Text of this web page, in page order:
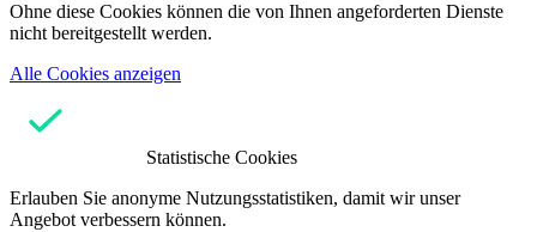
Ohne diese Cookies können die von Ihnen angeforderten Dienste
nicht bereitgestellt werden.
Alle Cookies anzeigen
Statistische Cookies
Erlauben Sie anonyme Nutzungsstatistiken, damit wir unser
Angebot verbessern können.